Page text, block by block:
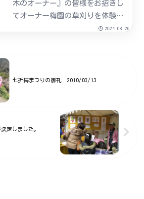
木のオーナー』の皆様をお招きし
てオーナー梅園の草刈りを体験し
て頂きました。約１時間３０分の
抽選を行いました。オーナーの
2024.08.26
七折梅まつりの御礼 2010/03/13
定しました。